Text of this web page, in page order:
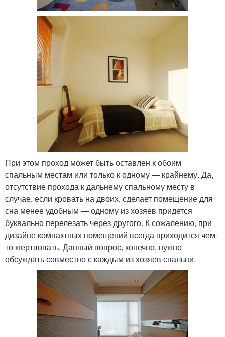
При этом проход может быть оставлен к обоим
спальным местам или только к одному — крайнему. Да,
отсутствие прохода к дальнему спальному месту в
случае, если кровать на двоих, сделает помещение для
сна менее удобным — одному из хозяев придется
буквально перелезать через другого. К сожалению, при
дизайне компактных помещений всегда приходится чем-
то жертвовать. Данный вопрос, конечно, нужно
обсуждать совместно с каждым из хозяев спальни.